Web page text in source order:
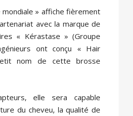
» affiche fièrement
avec la marque de
« Kérastase » (Groupe
ont conçu « Hair
nom de cette brosse
elle sera capable
du cheveu, la qualité de